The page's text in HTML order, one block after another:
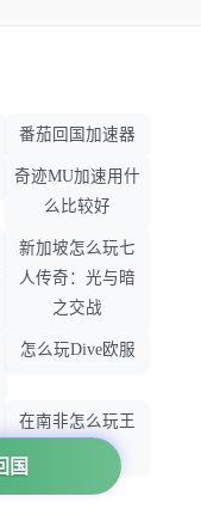
国
番茄回国加速器
奇迹MU加速用什
么比较好
新加坡怎么玩七
人传奇：光与暗
之交战
怎么玩Dive欧服
在南非怎么玩王